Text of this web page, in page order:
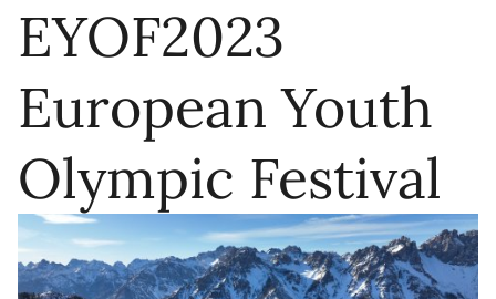
EYOF2023
European Youth
Olympic Festival